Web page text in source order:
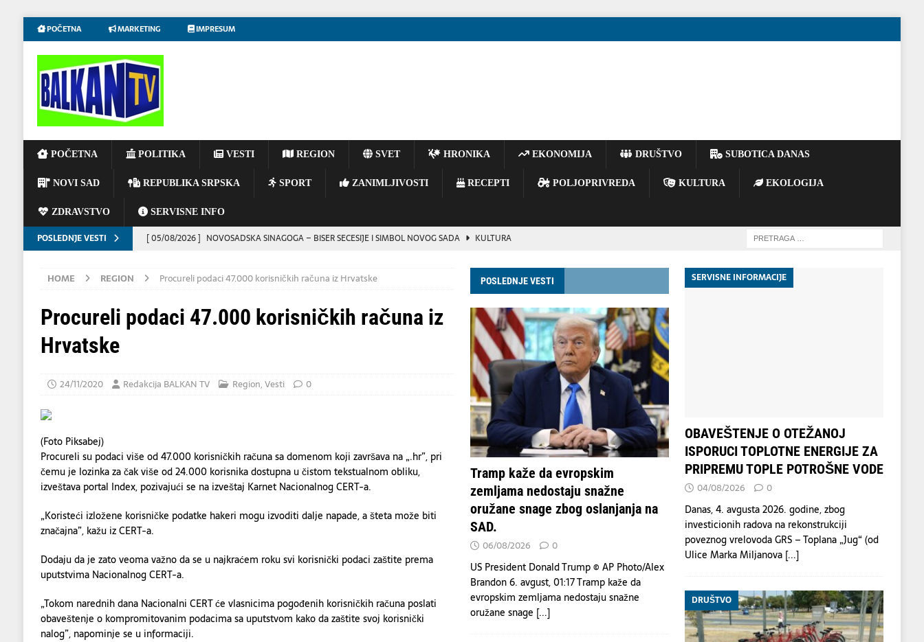
POČETNA MARKETING IMPRESUM
POČETNA POLITIKA VESTI REGION SVET HRONIKA EKONOMIJA DRUŠTVO SUBOTICA DANAS
NOVI SAD REPUBLIKA SRPSKA SPORT ZANIMLJIVOSTI RECEPTI POLJOPRIVREDA KULTURA EKOLOGIJA
ZDRAVSTVO SERVISNE INFO
POSLEDNJE VESTI [ 05/08/2026 ] NOVOSADSKA SINAGOGA – BISER SECESIJE I SIMBOL NOVOG SADA
KULTURA
[ 05/08/2026 ] Blokada luka ugrožava polovinu ukrajinskog izvoza gvozdene rude, navodi se u izveštaju.
EKONOMIJA
Odbor za ustavna pitanja: Srpska će insistirati na poništavanju odluka visokog predstavnika
[ 06/08/2026 ] Tramp kaže da evropskim zemljama nedostaju snažne oružane snage zbog oslanjanja na SAD. VESTI
HOME REGION Procureli podaci 47.000 korisničkih računa iz Hrvatske
Procureli podaci 47.000 korisničkih računa iz
Hrvatske
24/11/2020 Redakcija BALKAN TV Region,Vesti 0
(Foto Piksabej)
Procureli su podaci više od 47.000 korisničkih računa sa domenom koji završava na „.hr”, pri
čemu je lozinka za čak više od 24.000 korisnika dostupna u čistom tekstualnom obliku,
izveštava portal Index, pozivajući se na izveštaj Karnet Nacionalnog CERT-a.
„Koristeći izložene korisničke podatke hakeri mogu izvoditi dalje napade, a šteta može biti
značajna”, kažu iz CERT-a.
Dodaju da je zato veoma važno da se u najkraćem roku svi korisnički podaci zaštite prema
uputstvima Nacionalnog CERT-a.
„Tokom narednih dana Nacionalni CERT će vlasnicima pogođenih korisničkih računa poslati
obaveštenje o kompromitovanim podacima sa uputstvom kako da zaštite svoj korisnički
nalog”, napominje se u informaciji.
POSLEDNJE VESTI
Tramp kaže da evropskim
zemljama nedostaju snažne
oružane snage zbog oslanjanja na
SAD.
06/08/2026 0
US President Donald Trump © AP Photo/Alex
Brandon 6. avgust, 01:17 Tramp kaže da
evropskim zemljama nedostaju snažne
oružane snage [...]
SERVISNE INFORMACIJE
OBAVEŠTENJE O OTEŽANOJ
ISPORUCI TOPLOTNE ENERGIJE ZA
PRIPREMU TOPLE POTROŠNE VODE
04/08/2026 0
Danas, 4. avgusta 2026. godine, zbog
investicionih radova na rekonstrukciji
poveznog vrelovoda GRS – Toplana „Jug“ (od
Ulice Marka Miljanova [...]
DRUŠTVO